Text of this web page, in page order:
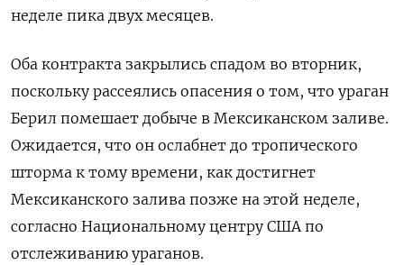
неделе пика двух месяцев.
Оба контракта закрылись спадом во вторник,
поскольку рассеялись опасения о том, что ураган
Берил помешает добыче в Мексиканском заливе.
Ожидается, что он ослабнет до тропического
шторма к тому времени, как достигнет
Мексиканского залива позже на этой неделе,
согласно Национальному центру США по
отслеживанию ураганов.